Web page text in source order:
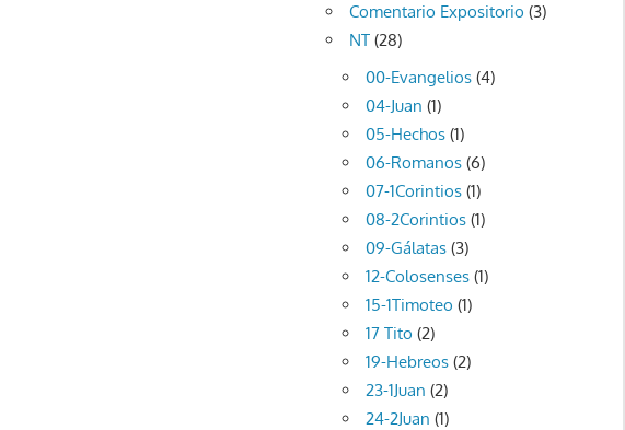
Comentario Expositorio (3)
NT (28)
00-Evangelios (4)
04-Juan (1)
05-Hechos (1)
06-Romanos (6)
07-1Corintios (1)
08-2Corintios (1)
09-Gálatas (3)
12-Colosenses (1)
15-1Timoteo (1)
17 Tito (2)
19-Hebreos (2)
23-1Juan (2)
24-2Juan (1)